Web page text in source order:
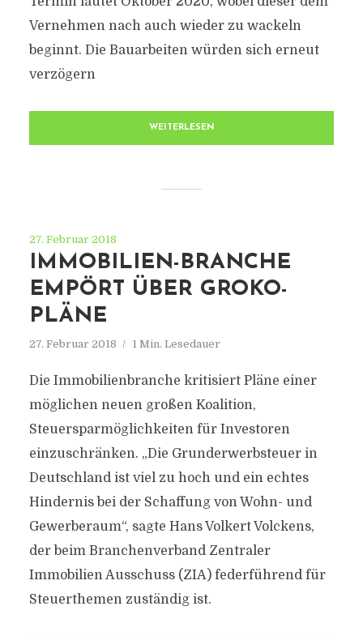
Vernehmen nach auch wieder zu wackeln
beginnt. Die Bauarbeiten würden sich erneut
verzögern
WEITERLESEN
27. Februar 2018
IMMOBILIEN-BRANCHE
EMPÖRT ÜBER GROKO-
PLÄNE
27. Februar 2018 1 Min. Lesedauer
Die Immobilienbranche kritisiert Pläne einer
möglichen neuen großen Koalition,
Steuersparmöglichkeiten für Investoren
einzuschränken. „Die Grunderwerbsteuer in
Deutschland ist viel zu hoch und ein echtes
Hindernis bei der Schaffung von Wohn- und
Gewerberaum“, sagte Hans Volkert Volckens,
der beim Branchenverband Zentraler
Immobilien Ausschuss (ZIA) federführend für
Steuerthemen zuständig ist.